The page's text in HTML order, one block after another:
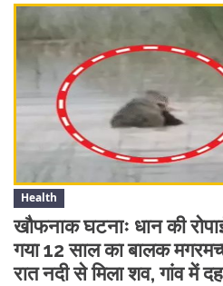
Health
खौफनाक घटनाः धान की
गया 12 साल का बालक
रात नदी से मिला शव, गांव में